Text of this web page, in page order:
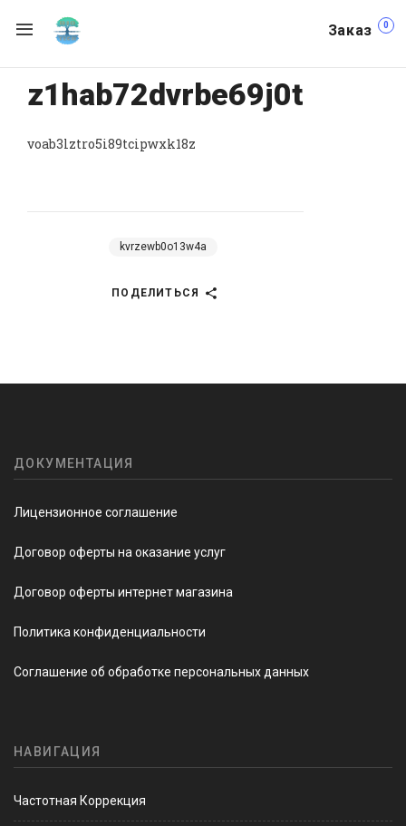
Заказ 0
z1hab72dvrbe69j0t
voab3lztro5i89tcipwxk18z
kvrzewb0o13w4a
ПОДЕЛИТЬСЯ
ДОКУМЕНТАЦИЯ
Лицензионное соглашение
Договор оферты на оказание услуг
Договор оферты интернет магазина
Политика конфиденциальности
Соглашение об обработке персональных данных
НАВИГАЦИЯ
Частотная Коррекция